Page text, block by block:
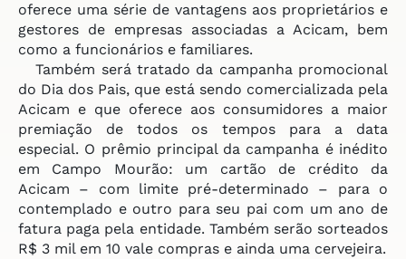
oferece uma série de vantagens aos proprietários e
gestores de empresas associadas a Acicam, bem
como a funcionários e familiares.
Também será tratado da campanha promocional
do Dia dos Pais, que está sendo comercializada pela
Acicam e que oferece aos consumidores a maior
premiação de todos os tempos para a data
especial. O prêmio principal da campanha é inédito
em Campo Mourão: um cartão de crédito da
Acicam – com limite pré-determinado – para o
contemplado e outro para seu pai com um ano de
fatura paga pela entidade. Também serão sorteados
R$ 3 mil em 10 vale compras e ainda uma cervejeira.